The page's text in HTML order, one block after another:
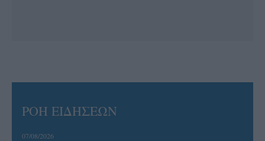
ΡΟΗ ΕΙΔΗΣΕΩΝ
07/08/2026